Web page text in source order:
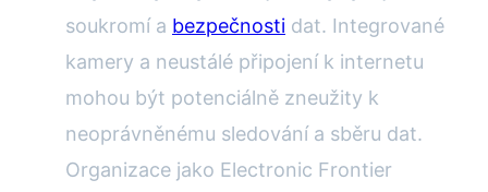
soukromí a bezpečnosti dat. Integrované
kamery a neustálé připojení k internetu
mohou být potenciálně zneužity k
neoprávněnému sledování a sběru dat.
Organizace jako Electronic Frontier